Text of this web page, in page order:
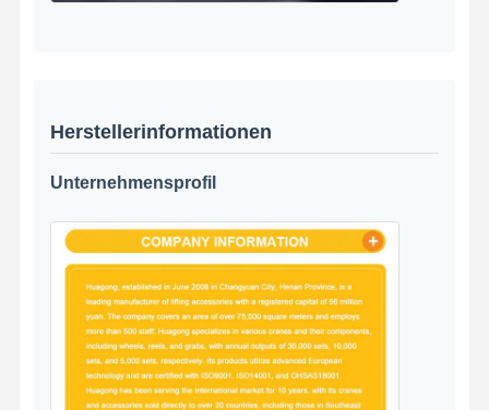
Herstellerinformationen
Unternehmensprofil